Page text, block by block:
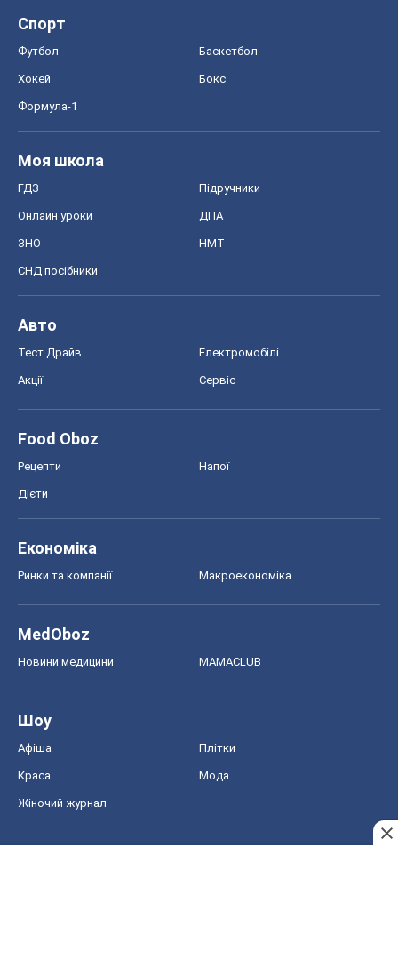
Спорт
Футбол Баскетбол
Хокей Бокс
Формула-1
Моя школа
ГДЗ Підручники
Онлайн уроки ДПА
ЗНО НМТ
СНД посібники
Авто
Тест Драйв Електромобілі
Акції Сервіс
Food Oboz
Рецепти Напої
Дієти
Економіка
Ринки та компанії Макроекономіка
MedOboz
Новини медицини MAMACLUB
Шоу
Афіша Плітки
Краса Мода
Жіночий журнал